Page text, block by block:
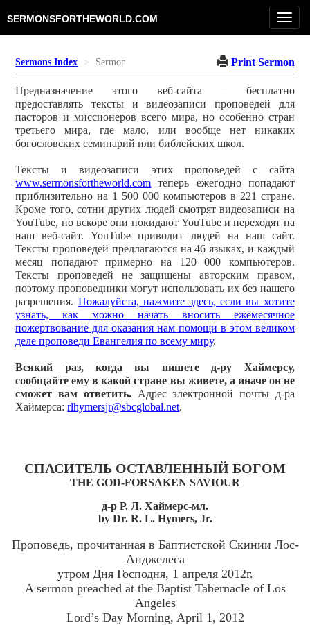
SERMONSFORTHEWORLD.COM
Sermons Index Sermon Print Sermon
Предназначение этого веб-сайта – бесплатно
предоставлять тексты и видеозаписи проповедей для
пасторов и миссионеров всего мира, но особенно стран
третьего мира, где мало, или вообще нет никаких
богословских семинарий или библейских школ.
Тексты и видеозаписи этих проповедей с сайта
www.sermonsfortheworld.com теперь ежегодно попадают
приблизительно на 1 500 000 компьютеров в 221 стране.
Кроме того, сотни других людей смотрят видеозаписи на
YouTube, но вскоре они покидают YouTube и переходят на
наш веб-сайт. YouTube приводит людей на наш сайт.
Тексты проповедей предлагаются на 46 языках, и каждый
месяц попадают примерно на 120 000 компьютеров.
Тексты проповедей не защищены авторским правом,
поэтому проповедники могут использовать их без нашего
разрешения. Пожалуйста, нажмите здесь, если вы хотите
узнать, как можно начать вносить ежемесячное
пожертвование для оказания нам помощи в этом великом
деле проповеди Евангелия по всему миру.
Всякий раз, когда вы пишете д-ру Хаймерсу,
сообщайте ему в какой стране вы живете, а иначе он не
сможет вам ответить. Адрес электронной почты д-ра
Хаймерса:rlhymersjr@sbcglobal.net.
СПАСИТЕЛЬ ОСТАВЛЕННЫЙ БОГОМ
THE GOD-FORSAKEN SAVIOUR
д-р Р. Л. Хаймерс-мл.
by Dr. R. L. Hymers, Jr.
Проповедь, прочитанная в Баптистской Скинии Лос-
Анджелеса
утром Дня Господня, 1 апреля 2012г.
A sermon preached at the Baptist Tabernacle of Los
Angeles
Lord’s Day Morning, April 1, 2012